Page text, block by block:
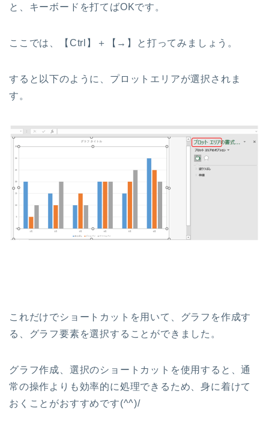
と、キーボードを打てばOKです。
ここでは、【Ctrl】＋【→】と打ってみましょう。
すると以下のように、プロットエリアが選択されま
す。
これだけでショートカットを用いて、グラフを作成す
る、グラフ要素を選択することができました。
グラフ作成、選択のショートカットを使用すると、通
常の操作よりも効率的に処理できるため、身に着けて
おくことがおすすめです(^^)/